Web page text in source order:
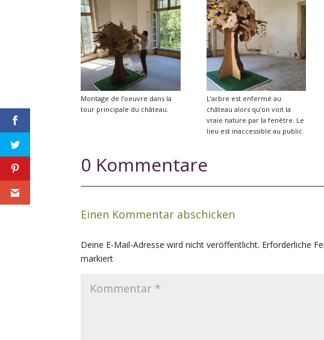
Montage de l’oeuvre dans la
tour principale du château.
L’arbre est enfermé au
château alors qu’on voit la
vraie nature par la fenêtre. Le
lieu est inaccessible au public.
0 Kommentare
Einen Kommentar abschicken
Deine E-Mail-Adresse wird nicht veröffentlicht. Erforderliche
markiert